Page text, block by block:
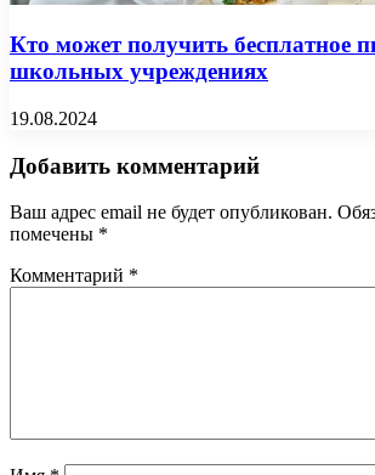
Кто может получить бесплатное
школьных учреждениях
19.08.2024
Добавить комментарий
Ваш адрес email не будет опубликован.
помечены *
Комментарий *